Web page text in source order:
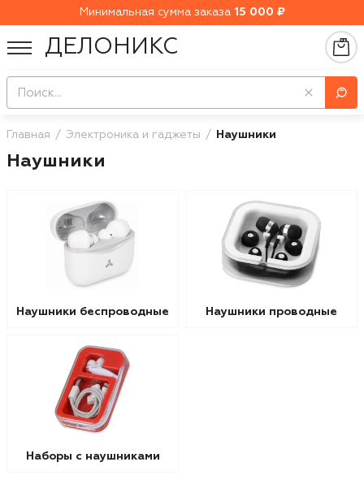
Минимальная сумма заказа 15 000 ₽
ДЕЛОНИКС
Главная Электроника и гаджеты Наушники
Наушники
Наушники беспроводные Наушники проводные
Наборы с наушниками